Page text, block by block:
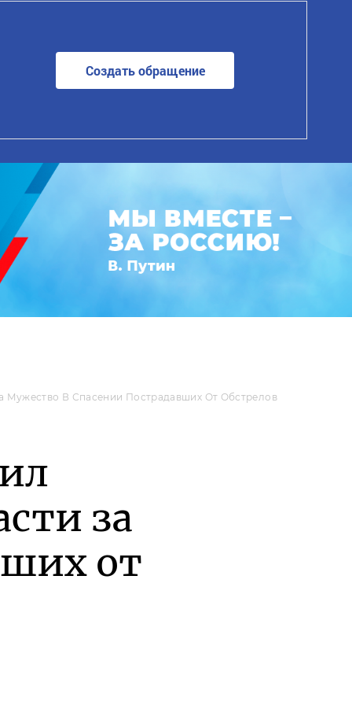
Создать обращение
В Спасении Пострадавших От Обстрелов
за
от